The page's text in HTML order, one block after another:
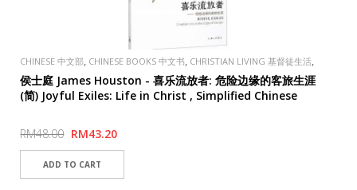
CHINESE 中文部, CHINESE BOOKS 中文书, CHRISTIAN LIVING 基督徒生活,
PUBLISHER,FAVOR BOOKSTORE 喜悦书房
侯士庭 James Houston - 喜乐流放者: 危险边缘的客旅生涯
(简) Joyful Exiles: Life in Christ , Simplified Chinese
RM48.00 RM43.20